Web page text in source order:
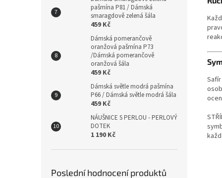
pašmína P81 / Dámská
smaragdově zelená šála
459 Kč
Dámská pomerančově
oranžová pašmína P73
/Dámská pomerančově
oranžová šála
459 Kč
Dámská světle modrá pašmína
P66 / Dámská světle modrá šála
459 Kč
NÁUŠNICE S PERLOU - PERLOVÝ
DOTEK
1 190 Kč
Poslední hodnocení produktů